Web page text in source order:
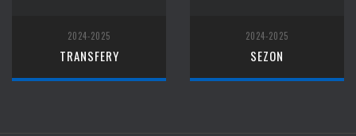
2024-2025
TRANSFERY
2024-2025
SEZON